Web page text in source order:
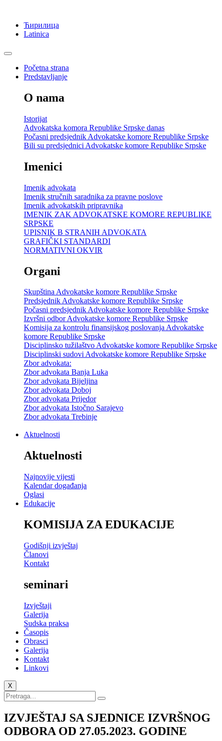
Ћирилица
Latinica
Početna strana
Predstavljanje
O nama
Istorijat
Advokatska komora Republike Srpske danas
Počasni predsjednik Advokatske komore Republike Srpske
Bili su predsjednici Advokatske komore Republike Srpske
Imenici
Imenik advokata
Imenik stručnih saradnika za pravne poslove
Imenik advokatskih pripravnika
IMENIK ZAK ADVOKATSKE KOMORE REPUBLIKE
SRPSKE
UPISNIK B STRANIH ADVOKATA
GRAFIČKI STANDARDI
NORMATIVNI OKVIR
Organi
Skupština Advokatske komore Republike Srpske
Predsjednik Advokatske komore Republike Srpske
Počasni predsjednik Advokatske komore Republike Srpske
Izvršni odbor Advokatske komore Republike Srpske
Komisija za kontrolu finansijskog poslovanja Advokatske
komore Republike Srpske
Disciplinsko tužilaštvo Advokatske komore Republike Srpske
Disciplinski sudovi Advokatske komore Republike Srpske
Zbor advokata:
Zbor advokata Banja Luka
Zbor advokata Bijeljina
Zbor advokata Doboj
Zbor advokata Prijedor
Zbor advokata Istočno Sarajevo
Zbor advokata Trebinje
Aktuelnosti
Aktuelnosti
Najnovije vijesti
Kalendar događanja
Oglasi
Edukacije
KOMISIJA ZA EDUKACIJE
Godišnji izvještaj
Članovi
Kontakt
seminari
Izvještaji
Galerija
Sudska praksa
Časopis
Obrasci
Galerija
Kontakt
Linkovi
X
IZVJEŠTAJ SA SJEDNICE IZVRŠNOG
ODBORA OD 27.05.2023. GODINE